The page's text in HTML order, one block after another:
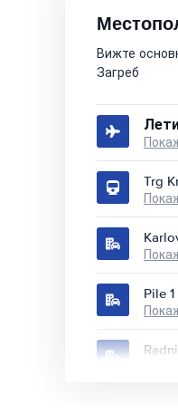
Вижте
Загреб
Trg
Pile 1